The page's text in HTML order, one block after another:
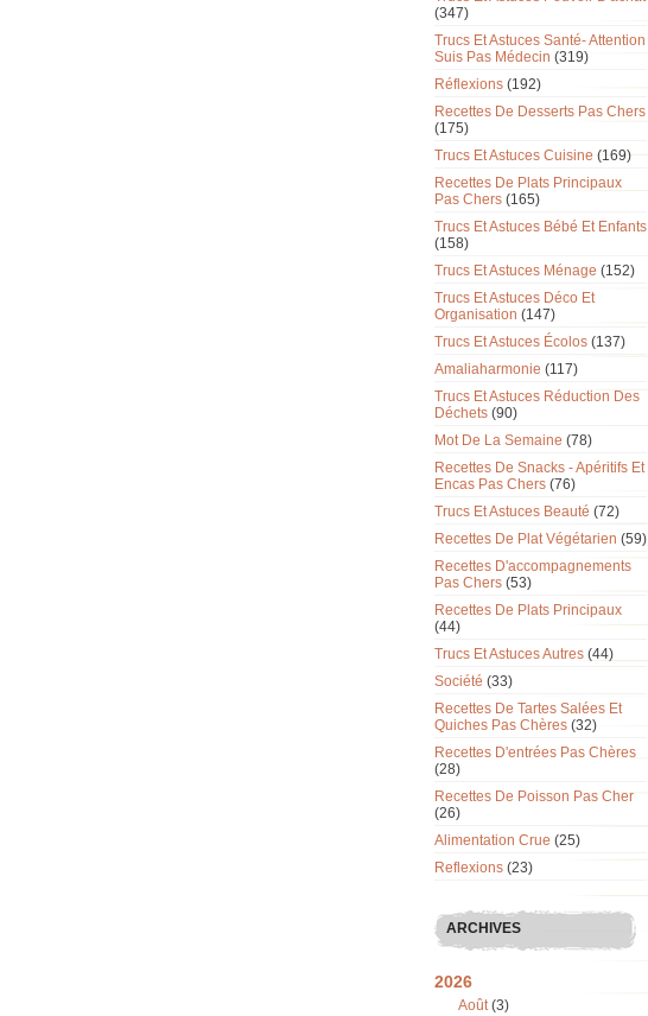
(347)
Trucs Et Astuces Santé- Attention
Suis Pas Médecin (319)
Réflexions (192)
Recettes De Desserts Pas Chers
(175)
Trucs Et Astuces Cuisine (169)
Recettes De Plats Principaux
Pas Chers (165)
Trucs Et Astuces Bébé Et Enfants
(158)
Trucs Et Astuces Ménage (152)
Trucs Et Astuces Déco Et
Organisation (147)
Trucs Et Astuces Écolos (137)
Amaliaharmonie (117)
Trucs Et Astuces Réduction Des
Déchets (90)
Mot De La Semaine (78)
Recettes De Snacks - Apéritifs Et
Encas Pas Chers (76)
Trucs Et Astuces Beauté (72)
Recettes De Plat Végétarien (59)
Recettes D'accompagnements
Pas Chers (53)
Recettes De Plats Principaux
(44)
Trucs Et Astuces Autres (44)
Société (33)
Recettes De Tartes Salées Et
Quiches Pas Chères (32)
Recettes D'entrées Pas Chères
(28)
Recettes De Poisson Pas Cher
(26)
Alimentation Crue (25)
Reflexions (23)
ARCHIVES
2026
Août(3)